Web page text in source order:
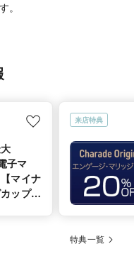
。
子マ
マイナ
ップル
来店特典
特典一覧